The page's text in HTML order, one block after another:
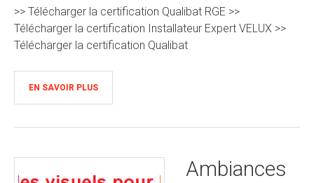
>> Télécharger la certification Qualibat RGE >>
Télécharger la certification Installateur Expert VELUX >>
Télécharger la certification Qualibat
EN SAVOIR PLUS
Ambiances